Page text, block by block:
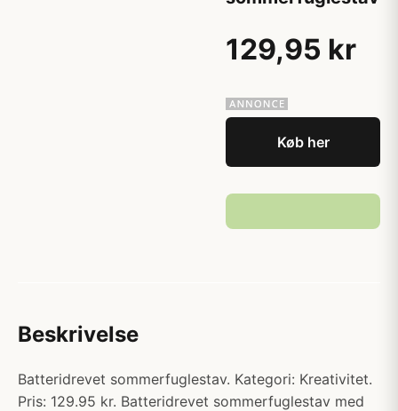
129,95 kr
Køb her
Beskrivelse
Batteridrevet sommerfuglestav. Kategori: Kreativitet.
Pris: 129.95 kr. Batteridrevet sommerfuglestav med